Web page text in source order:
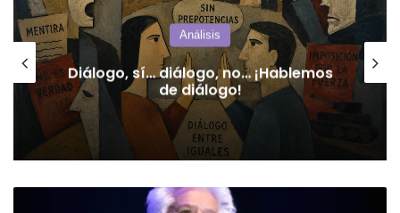
Actualidad
Cristina Kirchner denunció
persecución política y acudió a la
ONU por su condena